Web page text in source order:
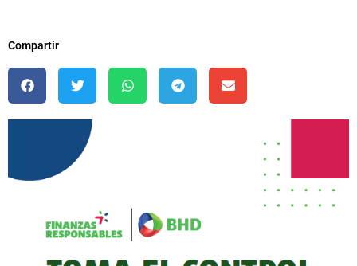
Compartir